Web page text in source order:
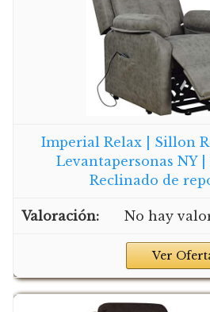
Imperial Relax | Sillon
Levantapersonas NY |
Reclinado de
No hay
Ver